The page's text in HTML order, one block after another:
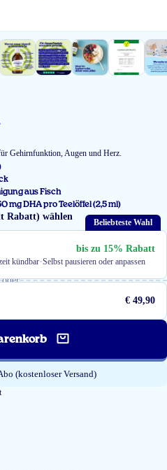
Gehirnfunktion, Augen und Herz.
aus Fisch
mg DHA pro Teelöffel (2,5 ml)
Rabatt) wählen
Beliebteste Wahl
bis zu 15% Rabatt
kündbar·Selbst pausieren oder anpassen
oder
€ 49,90
(kostenloser Versand)